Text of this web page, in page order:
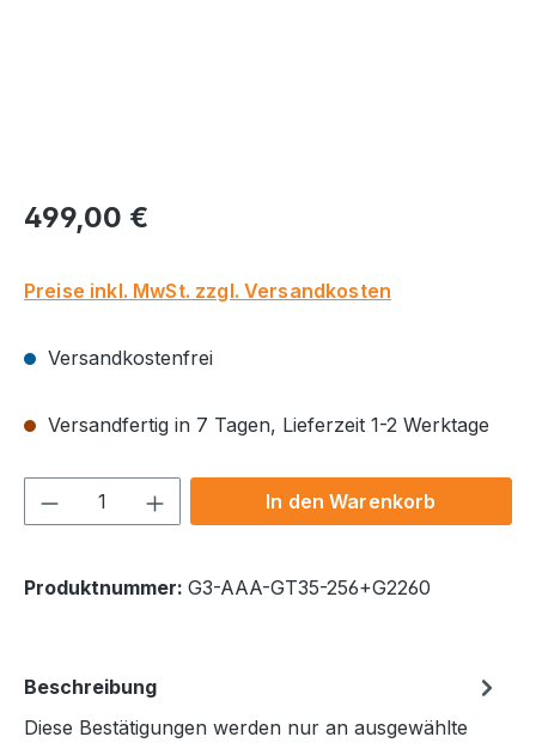
Regulärer Preis:
499,00 €
Preise inkl. MwSt. zzgl. Versandkosten
Versandkostenfrei
Versandfertig in 7 Tagen, Lieferzeit 1-2 Werktage
Produkt Anzahl: Gib denIn den Warenkorb
Produktnummer: G3-AAA-GT35-256+G2260
Beschreibung
Diese Bestätigungen werden nur an ausgewählte